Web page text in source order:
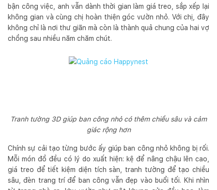
bận công việc, anh vẫn dành thời gian làm giá treo, sắp xếp lại
không gian và cùng chị hoàn thiện góc vườn nhỏ. Với chị, đây
không chỉ là nơi thư giãn mà còn là thành quả chung của hai vợ
chồng sau nhiều năm chăm chút.
Tranh tường 3D giúp ban công nhỏ có thêm chiều sâu và cảm
giác rộng hơn
Chính sự cải tạo từng bước ấy giúp ban công nhỏ không bị rối.
Mỗi món đồ đều có lý do xuất hiện: kệ để nâng chậu lên cao,
giá treo để tiết kiệm diện tích sàn, tranh tường để tạo chiều
sâu, đèn trang trí để ban công vẫn đẹp vào buổi tối. Khi nhìn